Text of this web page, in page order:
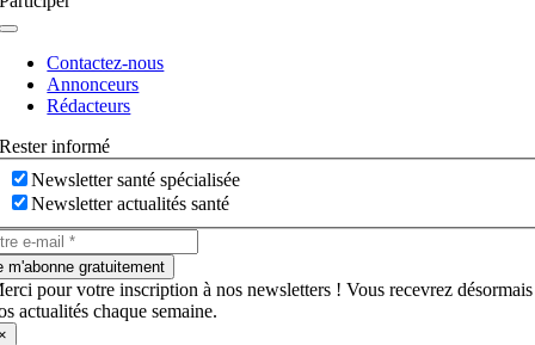
Navigation
basculeContactez-nous
Annonceurs
Rédacteurs
Rester informé
Newsletter santé spécialisée
Newsletter actualités santé
m'abonne gratuitement
pour votre inscription à nos newsletters ! Vous recevrez désormais
actualités chaque semaine.